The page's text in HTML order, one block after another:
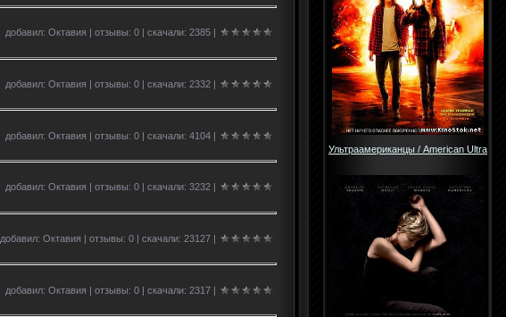
добавил: Октавия | отзывы: 0 | скачали: 2385 |
добавил: Октавия | отзывы: 0 | скачали: 2332 |
добавил: Октавия | отзывы: 0 | скачали: 4104 |
добавил: Октавия | отзывы: 0 | скачали: 3232 |
добавил: Октавия | отзывы: 0 | скачали: 23127 |
добавил: Октавия | отзывы: 0 | скачали: 2317 |
Ультраамериканцы / American Ultra